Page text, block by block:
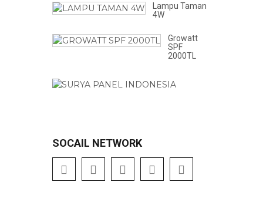
Lampu Taman
4W
Growatt
SPF
2000TL
SOCAIL NETWORK